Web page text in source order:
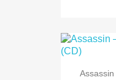
Assassin